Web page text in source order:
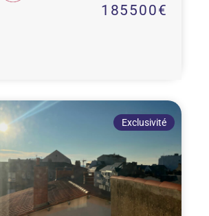
185500€
Exclusivité